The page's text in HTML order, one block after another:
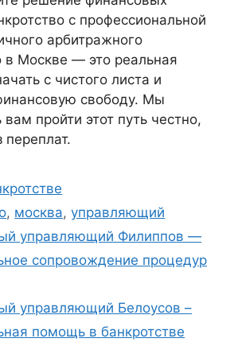
с профессиональной
арбитражного
Москве — это реальная
с чистого листа и
свободу. Мы
пройти этот путь честно,
переплат.
, москва,управляющий
управляющий Филиппов —
сопровождение процедур
управляющий Белоусов –
помощь в банкротстве